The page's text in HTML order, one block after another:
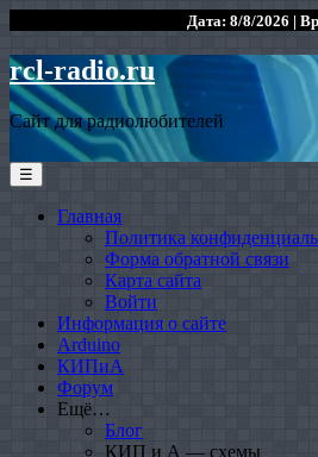
Дата: 8/8/2026 |
rcl-radio.ru
Сайт для радиолюбителей
☰
Главная
Политика
Форма обратной связи
Карта сайта
Войти
Информация о сайте
Arduino
КИПиА
Форум
Ещё…
Блог
КИП и А — схемы